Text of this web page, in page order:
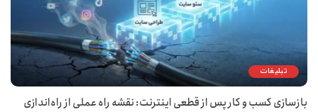
تبلیغات
بازسازی کسب‌ و کار پس از قطعی اینترنت: نقشه راه عملی از راه‌اندازی